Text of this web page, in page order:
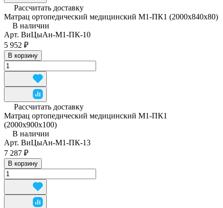
Рассчитать доставку
Матрац ортопедический медицинский М1-ПК1 (2000x840x80)
В наличии
Арт. ВиЦыАн-М1-ПК-10
5 952 ₽
В корзину
Рассчитать доставку
Матрац ортопедический медицинский М1-ПК1
(2000x900x100)
В наличии
Арт. ВиЦыАн-М1-ПК-13
7 287 ₽
В корзину